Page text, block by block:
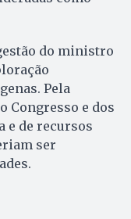
do ministro
Pela
Congresso e dos
e de recursos
ser